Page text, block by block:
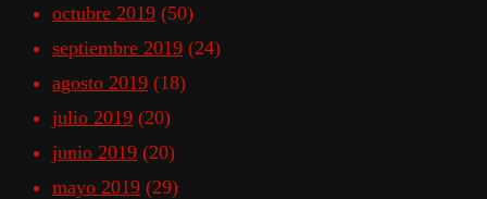
octubre 2019 (50)
septiembre 2019 (24)
agosto 2019 (18)
julio 2019 (20)
junio 2019 (20)
mayo 2019 (29)